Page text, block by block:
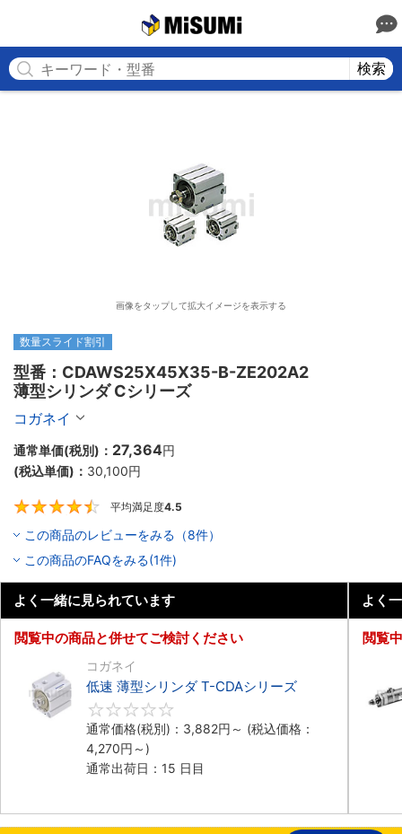
検索
画像をタップして拡大イメージを表示する
数量スライド割引
型番：CDAWS25X45X35-B-ZE202A2
薄型シリンダ Cシリーズ
コガネイ
通常単価(税別)： 27,364円
(税込単価)： 30,100円
平均満足度4.5
この商品のレビューをみる（8件）
この商品のFAQをみる(1件)
よく一緒に見られています
閲覧中の商品と併せてご検討ください
コガネイ
低速 薄型シリンダ T-CDAシリーズ
通常価格(税別)： 3,882円 ～ (税込価格：
4,270円 ～)
通常出荷日：15 日目
よく
閲覧